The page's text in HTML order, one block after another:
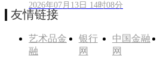
2026年07月13日 14时08分
友情链接
艺术品金
融
银行
网
中国金融
网